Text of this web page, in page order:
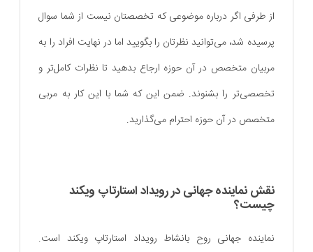
از طرفی اگر درباره موضوعی که تخصصتان نیست از شما سوال
پرسیده شد، می‌توانید نظرتان را بگویید اما در نهایت افراد را به
مربیان متخصص در آن حوزه ارجاع بدهید تا نظرات کامل‌تر و
تخصصی‌تر را بشنوند. ضمن این که شما با این کار به مربی
متخصص در آن حوزه احترام می‌گذارید.
نقش نماینده جهانی در رویداد استارتاپ ویکند
چیست؟
نماینده جهانی روح بانشاط رویداد استارتاپ ویکند است.